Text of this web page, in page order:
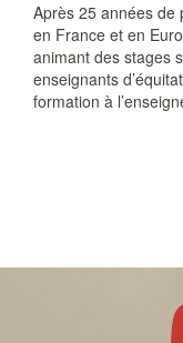
Après 25 années de
en France et en
animant des stages
enseignants
formation à